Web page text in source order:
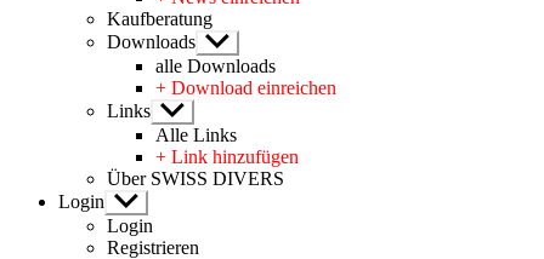
Kaufberatung
Downloads Untermenü
anzeigen
alle Downloads
+ Download einreichen
Links Untermenü
anzeigen
Alle Links
+ Link hinzufügen
Über SWISS DIVERS
Login Untermenü
anzeigen
Login
Registrieren